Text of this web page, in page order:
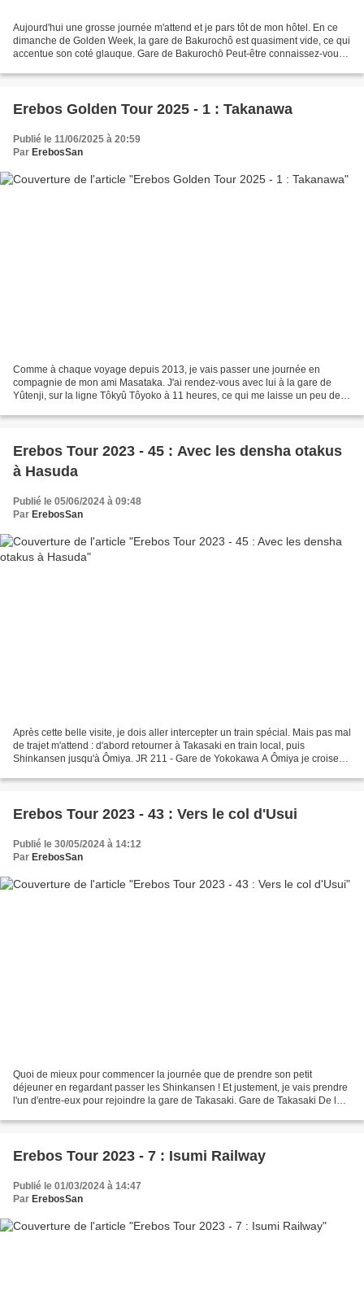
Aujourd'hui une grosse journée m'attend et je pars tôt de mon hôtel. En ce
dimanche de Golden Week, la gare de Bakurochô est quasiment vide, ce qui
accentue son coté glauque. Gare de Bakurochō Peut-être connaissez-vous
Erebos Golden Tour 2025 - 1 : Takanawa
Publié le 11/06/2025 à 20:59
Par ErebosSan
Comme à chaque voyage depuis 2013, je vais passer une journée en
compagnie de mon ami Masataka. J'ai rendez-vous avec lui à la gare de
Yûtenji, sur la ligne Tôkyû Tôyoko à 11 heures, ce qui me laisse un peu de
Erebos Tour 2023 - 45 : Avec les densha otakus
à Hasuda
Publié le 05/06/2024 à 09:48
Par ErebosSan
Après cette belle visite, je dois aller intercepter un train spécial. Mais pas mal
de trajet m'attend : d'abord retourner à Takasaki en train local, puis
Shinkansen jusqu'à Ômiya. JR 211 - Gare de Yokokawa A Ômiya je croise
Erebos Tour 2023 - 43 : Vers le col d'Usui
Publié le 30/05/2024 à 14:12
Par ErebosSan
Quoi de mieux pour commencer la journée que de prendre son petit
déjeuner en regardant passer les Shinkansen ! Et justement, je vais prendre
l'un d'entre-eux pour rejoindre la gare de Takasaki. Gare de Takasaki De là,
Erebos Tour 2023 - 7 : Isumi Railway
Publié le 01/03/2024 à 14:47
Par ErebosSan